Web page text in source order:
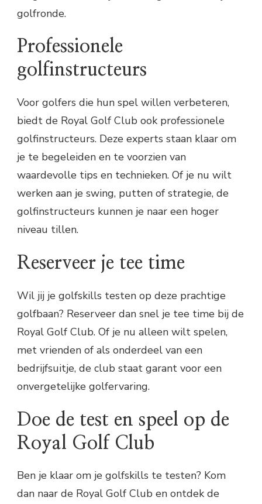
golfronde.
Professionele
golfinstructeurs
Voor golfers die hun spel willen verbeteren,
biedt de Royal Golf Club ook professionele
golfinstructeurs. Deze experts staan klaar om
je te begeleiden en te voorzien van
waardevolle tips en technieken. Of je nu wilt
werken aan je swing, putten of strategie, de
golfinstructeurs kunnen je naar een hoger
niveau tillen.
Reserveer je tee time
Wil jij je golfskills testen op deze prachtige
golfbaan? Reserveer dan snel je tee time bij de
Royal Golf Club. Of je nu alleen wilt spelen,
met vrienden of als onderdeel van een
bedrijfsuitje, de club staat garant voor een
onvergetelijke golfervaring.
Doe de test en speel op de
Royal Golf Club
Ben je klaar om je golfskills te testen? Kom
dan naar de Royal Golf Club en ontdek de